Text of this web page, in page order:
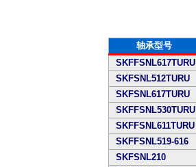
轴承型号
SKFFSNL617TURU
SKFSNL512TURU
SKFSNL617TURU
SKFFSNL530TURU
SKFFSNL611TURU
SKFFSNL519-616
SKFSNL210